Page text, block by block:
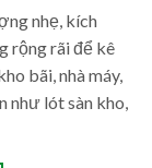
nhẹ, kích
rộng rãi để kê
bãi, nhà máy,
như lót sàn kho,